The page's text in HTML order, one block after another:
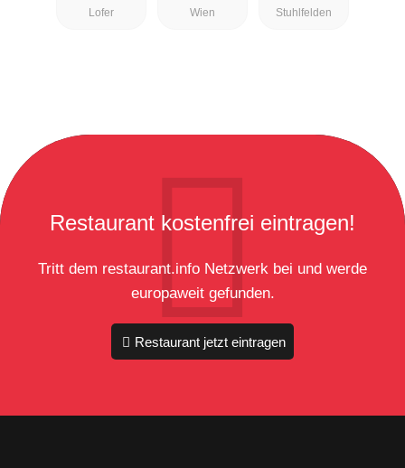
Lofer
Wien
Stuhlfelden
Restaurant kostenfrei eintragen!
Tritt dem restaurant.info Netzwerk bei und werde
europaweit gefunden.
Restaurant jetzt eintragen